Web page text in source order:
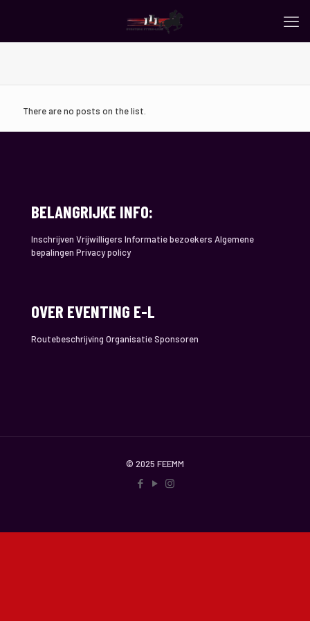
There are no posts on the list.
BELANGRIJKE INFO:
Inschrijven Vrijwilligers Informatie bezoekers Algemene
bepalingen Privacy policy
OVER EVENTING E-L
Routebeschrijving Organisatie Sponsoren
© 2025 FEEMM